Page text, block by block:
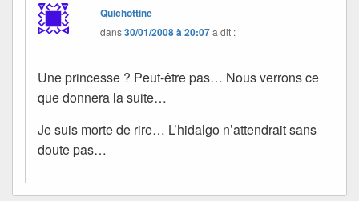
Quichottine
dans30/01/2008 à 20:07a dit :
Une princesse ? Peut-être pas… Nous verrons ce
que donnera la suite…
Je suis morte de rire… L’hidalgo n’attendrait sans
doute pas…